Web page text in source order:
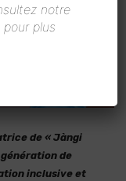
de « Jàngi
de
inclusive et
notre
pour plus